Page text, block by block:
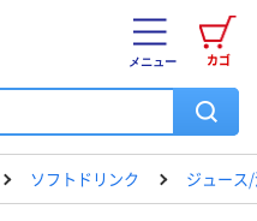
カゴ
メニュー
ソフトドリンク ジュース